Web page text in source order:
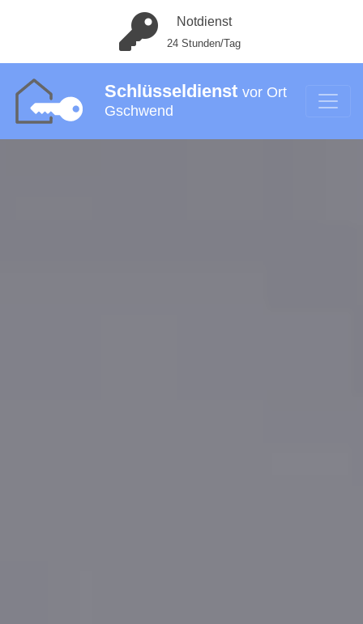
Notdienst
24 Stunden/Tag
Schlüsseldienst vor Ort
Gschwend